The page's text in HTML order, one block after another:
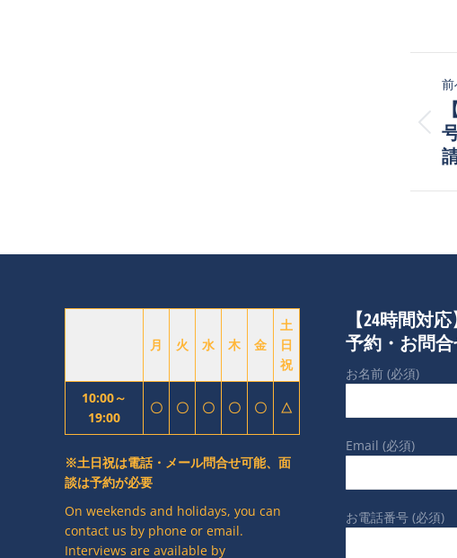
稿
ナ
ー
ョ
ン
前
の
投
月 火 水 木 金
土
日
祝
10:00～
19:00
〇 〇 〇 〇 〇 △
※土日祝は電話・メール問合せ可能、面
談は予約が必要
On weekends and holidays, you can
contact us by phone or email.
Interviews are available by
【24時間対
予約・お問
お名前 (必須)
Email (必須)
お電話番号 (必須)